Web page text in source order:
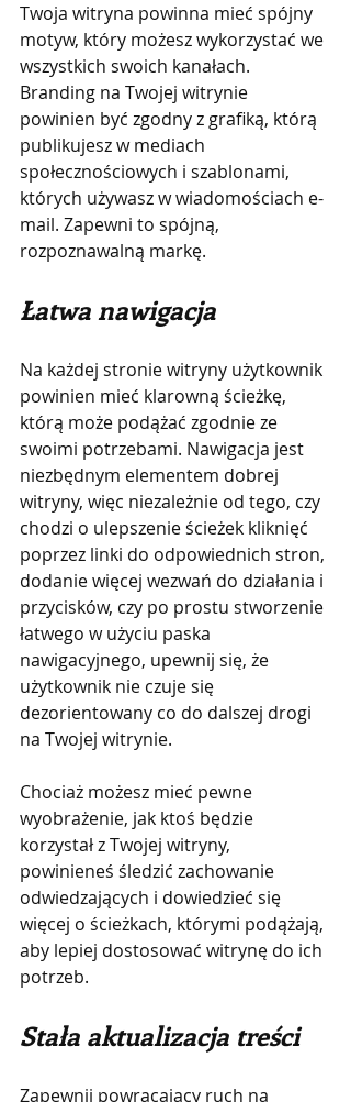
Twoja witryna powinna mieć spójny
motyw, który możesz wykorzystać we
wszystkich swoich kanałach.
Branding na Twojej witrynie
powinien być zgodny z grafiką, którą
publikujesz w mediach
społecznościowych i szablonami,
których używasz w wiadomościach e-
mail. Zapewni to spójną,
rozpoznawalną markę.
Łatwa nawigacja
Na każdej stronie witryny użytkownik
powinien mieć klarowną ścieżkę,
którą może podążać zgodnie ze
swoimi potrzebami. Nawigacja jest
niezbędnym elementem dobrej
witryny, więc niezależnie od tego, czy
chodzi o ulepszenie ścieżek kliknięć
poprzez linki do odpowiednich stron,
dodanie więcej wezwań do działania i
przycisków, czy po prostu stworzenie
łatwego w użyciu paska
nawigacyjnego, upewnij się, że
użytkownik nie czuje się
dezorientowany co do dalszej drogi
na Twojej witrynie.
Chociaż możesz mieć pewne
wyobrażenie, jak ktoś będzie
korzystał z Twojej witryny,
powinieneś śledzić zachowanie
odwiedzających i dowiedzieć się
więcej o ścieżkach, którymi podążają,
aby lepiej dostosować witrynę do ich
potrzeb.
Stała aktualizacja treści
Zapewnij powracający ruch na